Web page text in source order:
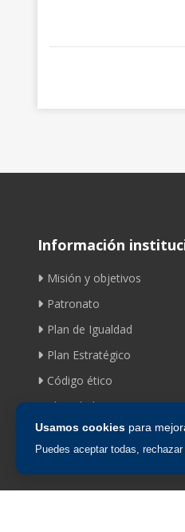
Usamos cookies para
Puedes aceptar todas,
Información
Misión y objetivos
Patronato
Plan de Igualdad
Plan Estratégico
Código ético
Identidad corporativa